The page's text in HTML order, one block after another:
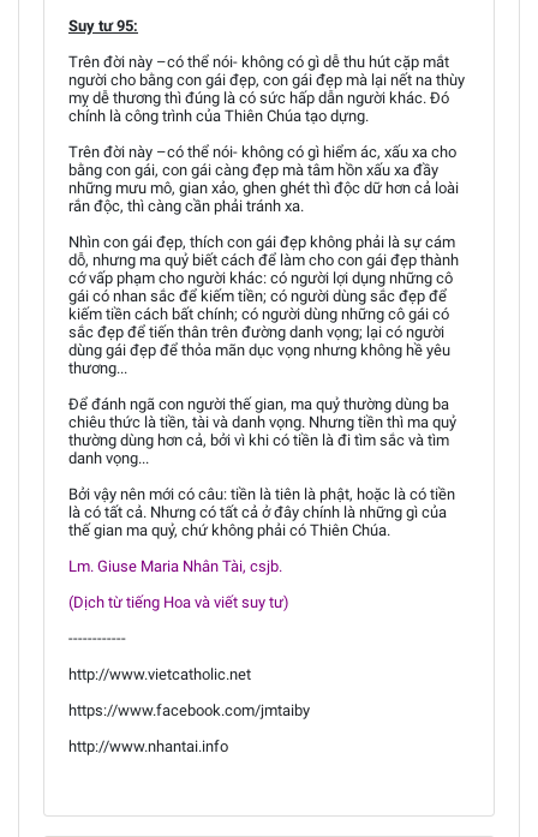
Suy tư 95:
Trên đời này –có thể nói- không có gì dễ thu hút cặp mắt
người cho bằng con gái đẹp, con gái đẹp mà lại nết na thùy
mỵ dễ thương thì đúng là có sức hấp dẫn người khác. Đó
chính là công trình của Thiên Chúa tạo dựng.
Trên đời này –có thể nói- không có gì hiểm ác, xấu xa cho
bằng con gái, con gái càng đẹp mà tâm hồn xấu xa đầy
những mưu mô, gian xảo, ghen ghét thì độc dữ hơn cả loài
rắn độc, thì càng cần phải tránh xa.
Nhìn con gái đẹp, thích con gái đẹp không phải là sự cám
dỗ, nhưng ma quỷ biết cách để làm cho con gái đẹp thành
cớ vấp phạm cho người khác: có người lợi dụng những cô
gái có nhan sắc để kiếm tiền; có người dùng sắc đẹp để
kiếm tiền cách bất chính; có người dùng những cô gái có
sắc đẹp để tiến thân trên đường danh vọng; lại có người
dùng gái đẹp để thỏa mãn dục vọng nhưng không hề yêu
thương...
Để đánh ngã con người thế gian, ma quỷ thường dùng ba
chiêu thức là tiền, tài và danh vọng. Nhưng tiền thì ma quỷ
thường dùng hơn cả, bởi vì khi có tiền là đi tìm sắc và tìm
danh vọng...
Bởi vậy nên mới có câu: tiền là tiên là phật, hoặc là có tiền
là có tất cả. Nhưng có tất cả ở đây chính là những gì của
thế gian ma quỷ, chứ không phải có Thiên Chúa.
Lm. Giuse Maria Nhân Tài, csjb.
(Dịch từ tiếng Hoa và viết suy tư)
------------
http://www.vietcatholic.net
https://www.facebook.com/jmtaiby
http://www.nhantai.info